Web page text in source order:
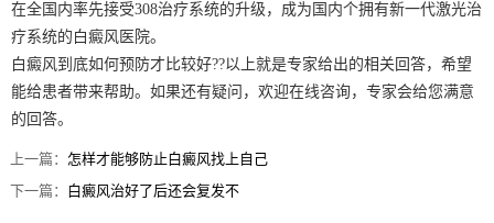
在全国内率先接受308治疗系统的升级，成为国内个拥有新一代激光治
疗系统的白癜风医院。
白癜风到底如何预防才比较好??以上就是专家给出的相关回答，希望
能给患者带来帮助。如果还有疑问，欢迎在线咨询，专家会给您满意
的回答。
上一篇： 怎样才能够防止白癜风找上自己
下一篇： 白癜风治好了后还会复发不